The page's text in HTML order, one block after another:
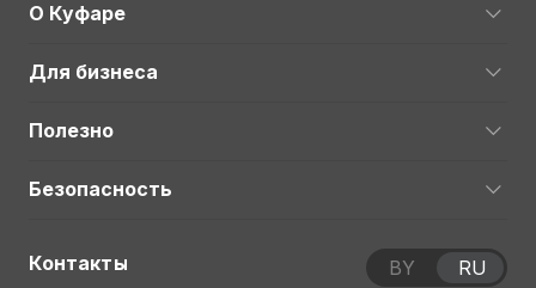
О Куфаре
Для бизнеса
Полезно
Безопасность
Контакты BY RU